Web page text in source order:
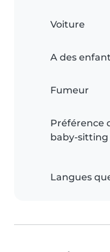
Voiture
A des
Fumeur
Préférence
baby-sitting
Langues